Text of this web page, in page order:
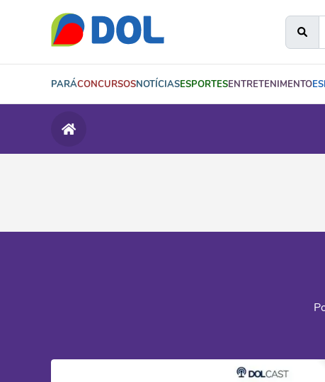
PARÁCONCURSOSNOTÍCIASESPORTESENTRETENIMENTO